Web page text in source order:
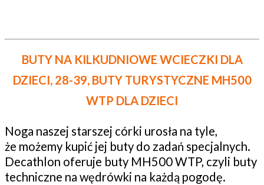
BUTY NA KILKUDNIOWE WCIECZKI DLA
DZIECI, 28-39, BUTY TURYSTYCZNE MH500
WTP DLA DZIECI
Noga naszej starszej córki urosła na tyle,
że możemy kupić jej buty do zadań specjalnych.
Decathlon oferuje buty MH500 WTP, czyli buty
techniczne na wędrówki na każdą pogodę.